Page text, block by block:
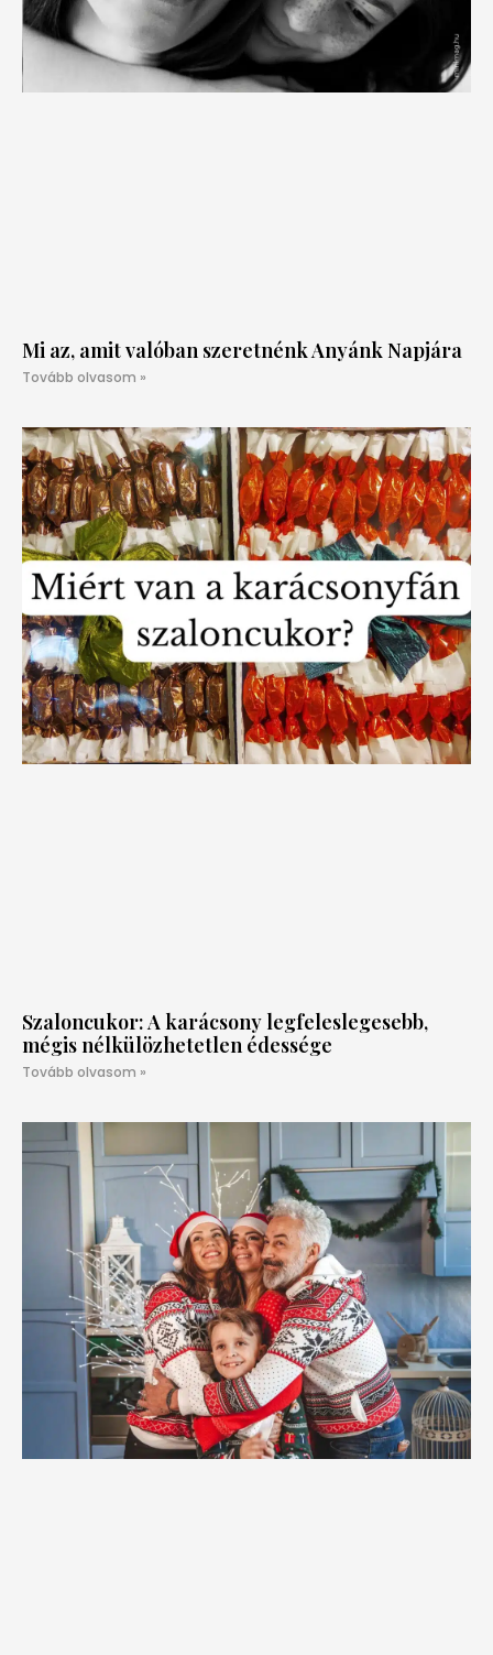
Mi az, amit valóban szeretnénk Anyánk Napjára
Tovább olvasom »
Szaloncukor: A karácsony legfeleslegesebb,
mégis nélkülözhetetlen édessége
Tovább olvasom »